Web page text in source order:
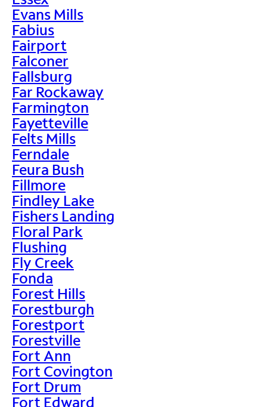
Evans Mills
Fabius
Fairport
Falconer
Fallsburg
Far Rockaway
Farmington
Fayetteville
Felts Mills
Ferndale
Feura Bush
Fillmore
Findley Lake
Fishers Landing
Floral Park
Flushing
Fly Creek
Fonda
Forest Hills
Forestburgh
Forestport
Forestville
Fort Ann
Fort Covington
Fort Drum
Fort Edward